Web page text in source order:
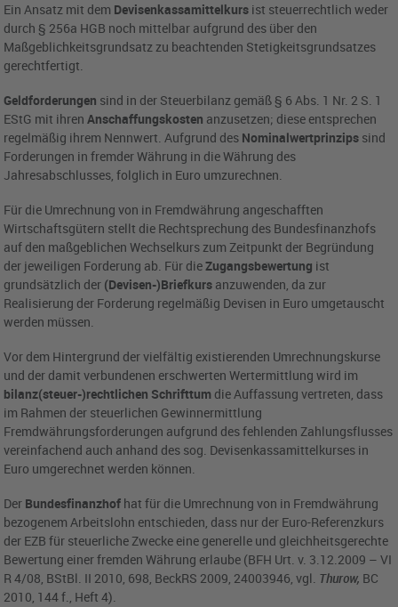
Ein Ansatz mit dem Devisenkassamittelkurs ist steuerrechtlich weder
durch § 256a HGB noch mittelbar aufgrund des über den
Maßgeblichkeitsgrundsatz zu beachtenden Stetigkeitsgrundsatzes
gerechtfertigt.
Geldforderungen sind in der Steuerbilanz gemäß § 6 Abs. 1 Nr. 2 S. 1
EStG mit ihrenAnschaffungskosten anzusetzen; diese entsprechen
regelmäßig ihrem Nennwert. Aufgrund des Nominalwertprinzips sind
Forderungen in fremder Währung in die Währung des
Jahresabschlusses, folglich in Euro umzurechnen.
Für die Umrechnung von in Fremdwährung angeschafften
Wirtschaftsgütern stellt die Rechtsprechung des Bundesfinanzhofs
auf den maßgeblichen Wechselkurs zum Zeitpunkt der Begründung
der jeweiligen Forderung ab. Für dieZugangsbewertung ist
grundsätzlich der (Devisen-)Briefkurs anzuwenden, da zur
Realisierung der Forderung regelmäßig Devisen in Euro umgetauscht
werden müssen.
Vor dem Hintergrund der vielfältig existierenden Umrechnungskurse
und der damit verbundenen erschwerten Wertermittlung wird im
bilanz(steuer-)rechtlichen Schrifttum die Auffassung vertreten, dass
im Rahmen der steuerlichen Gewinnermittlung
Fremdwährungsforderungen aufgrund des fehlenden Zahlungsflusses
vereinfachend auch anhand des sog. Devisenkassamittelkurses in
Euro umgerechnet werden können.
Der Bundesfinanzhof hat für die Umrechnung von in Fremdwährung
bezogenem Arbeitslohn entschieden, dass nur der Euro-Referenzkurs
der EZB für steuerliche Zwecke eine generelle und gleichheitsgerechte
Bewertung einer fremden Währung erlaube (BFH Urt. v. 3.12.2009 – VI
R 4/08, BStBl. II 2010, 698, BeckRS 2009, 24003946, vgl. Thurow, BC
2010, 144 f., Heft 4).